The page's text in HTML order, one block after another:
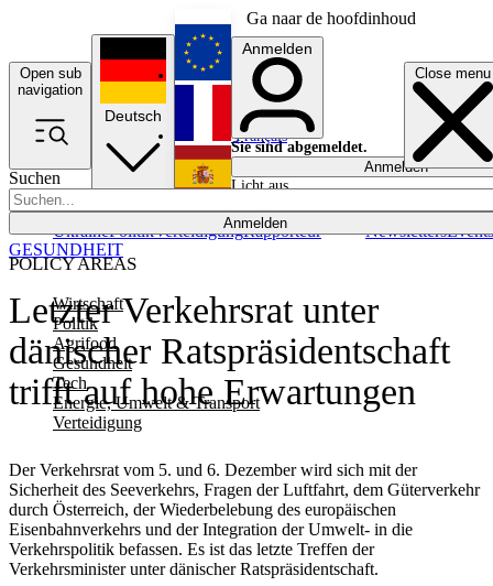
Ga naar de hoofdinhoud
Open sub
navigation
Close menu
Suchen
Anmelden
POLICY AREAS
Wirtschaft
Politik
Agrifood
Gesundheit
Tech
Energie, Umwelt & Transport
Verteidigung
UkrainePolitikVerteidigungRapporteur NewslettersEvents
Deutsch
English
Français
Anmelden
Sie sind abgemeldet.
Anmelden
Licht aus
Letzter Verkehrsrat unter
dänischer Ratspräsidentschaft
trifft auf hohe Erwartungen
Der Verkehrsrat vom 5. und 6. Dezember wird sich mit der
Sicherheit des Seeverkehrs, Fragen der Luftfahrt, dem Güterverkehr
durch Österreich, der Wiederbelebung des europäischen
Eisenbahnverkehrs und der Integration der Umwelt- in die
Verkehrspolitik befassen. Es ist das letzte Treffen der
Verkehrsminister unter dänischer Ratspräsidentschaft.
GESUNDHEIT